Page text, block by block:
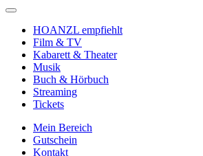
HOANZL empfiehlt
Film & TV
Kabarett & Theater
Musik
Buch & Hörbuch
Streaming
Tickets
Mein Bereich
Gutschein
Kontakt